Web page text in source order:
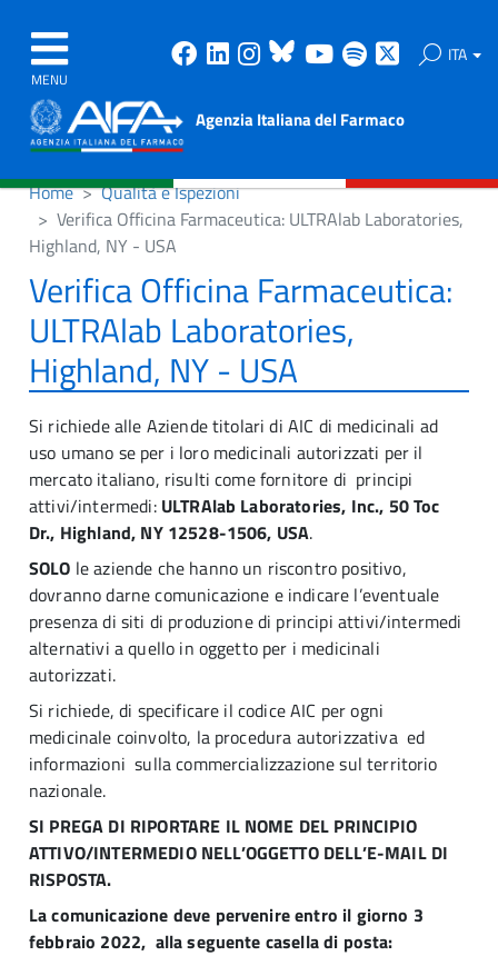
MENU
Facebook
Linkedin
Instagram
Bluesky
Youtube
Spotify ITA
Agenzia Italiana del Farmaco
Home
Qualità e Ispezioni
Verifica Officina Farmaceutica: ULTRAlab Laboratories,
Highland, NY - USA
Verifica Officina Farmaceutica:
ULTRAlab Laboratories,
Highland, NY - USA
Si richiede alle Aziende titolari di AIC di medicinali ad
uso umano se per i loro medicinali autorizzati per il
mercato italiano, risulti come fornitore di principi
attivi/intermedi: ULTRAlab Laboratories, Inc., 50 Toc
Dr., Highland, NY 12528-1506, USA.
SOLO le aziende che hanno un riscontro positivo,
dovranno darne comunicazione e indicare l’eventuale
presenza di siti di produzione di principi attivi/intermedi
alternativi a quello in oggetto per i medicinali
autorizzati.
Si richiede, di specificare il codice AIC per ogni
medicinale coinvolto, la procedura autorizzativa ed
informazioni sulla commercializzazione sul territorio
nazionale.
SI PREGA DI RIPORTARE IL NOME DEL PRINCIPIO
ATTIVO/INTERMEDIO NELL’OGGETTO DELL’E-MAIL DI
RISPOSTA.
La comunicazione deve pervenire entro il giorno 3
febbraio 2022, alla seguente casella di posta: